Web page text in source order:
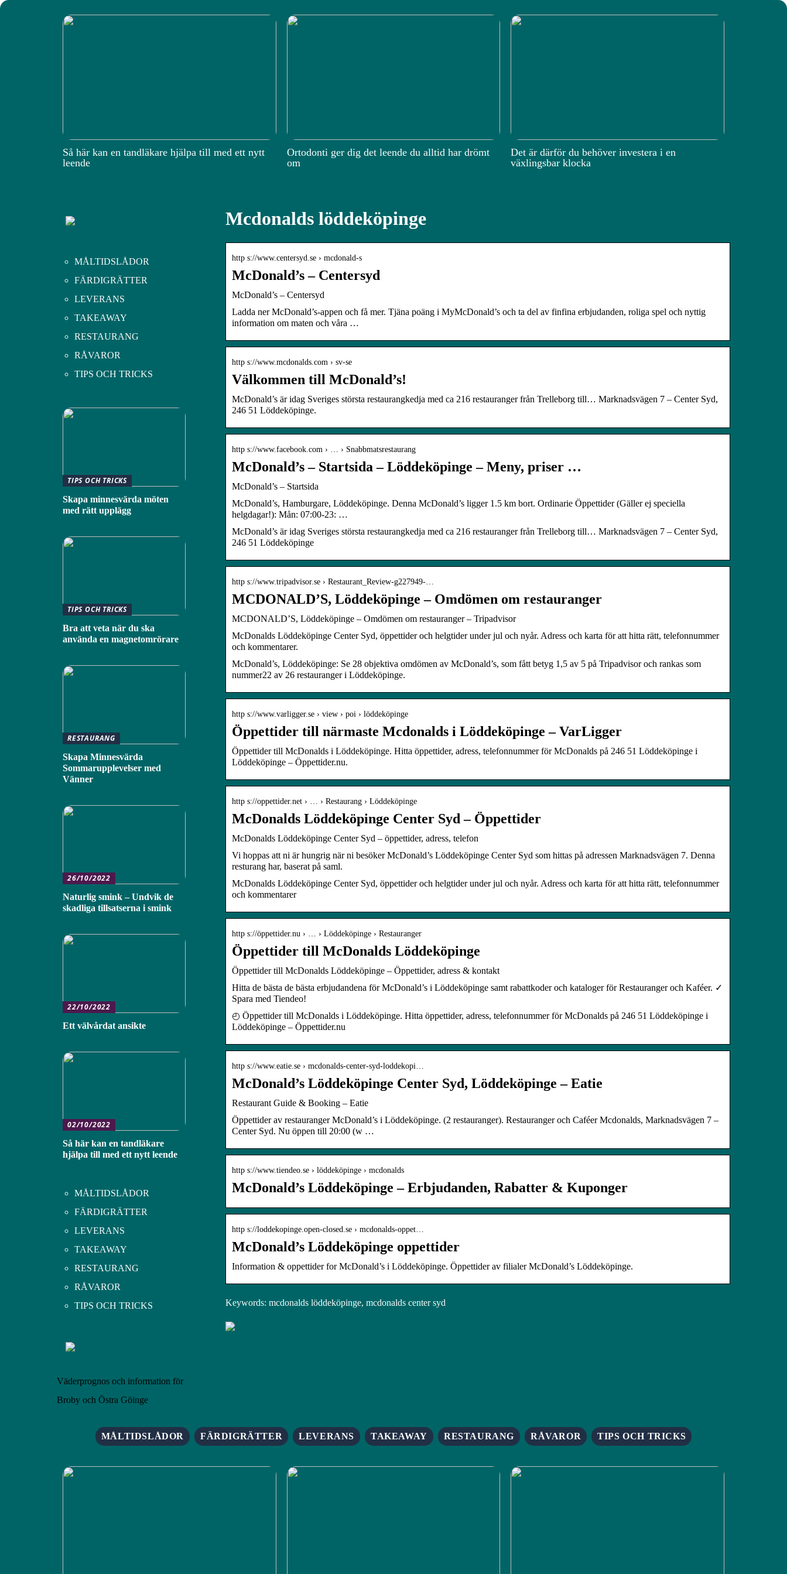
Så här kan en tandläkare hjälpa till med ett nytt
leende
Ortodonti ger dig det leende du alltid har drömt
om
Det är därför du behöver investera i en
växlingsbar klocka
Mcdonalds löddeköpinge
http s://www.centersyd.se › mcdonald-s
McDonald’s – Centersyd
McDonald’s – Centersyd
Ladda ner McDonald’s-appen och få mer. Tjäna poäng i MyMcDonald’s och ta del av finfina erbjudanden, roliga spel och nyttig
information om maten och våra …
http s://www.mcdonalds.com › sv-se
Välkommen till McDonald’s!
McDonald’s är idag Sveriges största restaurangkedja med ca 216 restauranger från Trelleborg till… Marknadsvägen 7 – Center Syd,
246 51 Löddeköpinge.
http s://www.facebook.com › … › Snabbmatsrestaurang
McDonald’s – Startsida – Löddeköpinge – Meny, priser …
McDonald’s – Startsida
McDonald’s, Hamburgare, Löddeköpinge. Denna McDonald’s ligger 1.5 km bort. Ordinarie Öppettider (Gäller ej speciella
helgdagar!): Mån: 07:00-23: …
McDonald’s är idag Sveriges största restaurangkedja med ca 216 restauranger från Trelleborg till… Marknadsvägen 7 – Center Syd,
246 51 Löddeköpinge
http s://www.tripadvisor.se › Restaurant_Review-g227949-…
MCDONALD’S, Löddeköpinge – Omdömen om restauranger
MCDONALD’S, Löddeköpinge – Omdömen om restauranger – Tripadvisor
McDonalds Löddeköpinge Center Syd, öppettider och helgtider under jul och nyår. Adress och karta för att hitta rätt, telefonnummer
och kommentarer.
McDonald’s, Löddeköpinge: Se 28 objektiva omdömen av McDonald’s, som fått betyg 1,5 av 5 på Tripadvisor och rankas som
nummer22 av 26 restauranger i Löddeköpinge.
http s://www.varligger.se › view › poi › löddeköpinge
Öppettider till närmaste Mcdonalds i Löddeköpinge – VarLigger
Öppettider till McDonalds i Löddeköpinge. Hitta öppettider, adress, telefonnummer för McDonalds på 246 51 Löddeköpinge i
Löddeköpinge – Öppettider.nu.
http s://oppettider.net › … › Restaurang › Löddeköpinge
McDonalds Löddeköpinge Center Syd – Öppettider
McDonalds Löddeköpinge Center Syd – öppettider, adress, telefon
Vi hoppas att ni är hungrig när ni besöker McDonald’s Löddeköpinge Center Syd som hittas på adressen Marknadsvägen 7. Denna
resturang har, baserat på saml.
McDonalds Löddeköpinge Center Syd, öppettider och helgtider under jul och nyår. Adress och karta för att hitta rätt, telefonnummer
och kommentarer
http s://öppettider.nu › … › Löddeköpinge › Restauranger
Öppettider till McDonalds Löddeköpinge
Öppettider till McDonalds Löddeköpinge – Öppettider, adress & kontakt
Hitta de bästa de bästa erbjudandena för McDonald’s i Löddeköpinge samt rabattkoder och kataloger för Restauranger och Kaféer. ✓
Spara med Tiendeo!
◴ Öppettider till McDonalds i Löddeköpinge. Hitta öppettider, adress, telefonnummer för McDonalds på 246 51 Löddeköpinge i
Löddeköpinge – Öppettider.nu
http s://www.eatie.se › mcdonalds-center-syd-loddekopi…
McDonald’s Löddeköpinge Center Syd, Löddeköpinge – Eatie
Restaurant Guide & Booking – Eatie
Öppettider av restauranger McDonald’s i Löddeköpinge. (2 restauranger). Restauranger och Caféer Mcdonalds, Marknadsvägen 7 –
Center Syd. Nu öppen till 20:00 (w …
http s://www.tiendeo.se › löddeköpinge › mcdonalds
McDonald’s Löddeköpinge – Erbjudanden, Rabatter & Kuponger
http s://loddekopinge.open-closed.se › mcdonalds-oppet…
McDonald’s Löddeköpinge oppettider
Information & oppettider for McDonald’s i Löddeköpinge. Öppettider av filialer McDonald’s Löddeköpinge.
Keywords: mcdonalds löddeköpinge, mcdonalds center syd
MÅLTIDSLÅDOR
FÄRDIGRÄTTER
LEVERANS
TAKEAWAY
RESTAURANG
RÅVAROR
TIPS OCH TRICKS
TIPS OCH TRICKS
Skapa minnesvärda möten
med rätt upplägg
TIPS OCH TRICKS
Bra att veta när du ska
använda en magnetomrörare
RESTAURANG
Skapa Minnesvärda
Sommarupplevelser med
Vänner
26/10/2022
Naturlig smink – Undvik de
skadliga tillsatserna i smink
22/10/2022
Ett välvårdat ansikte
02/10/2022
Så här kan en tandläkare
hjälpa till med ett nytt leende
MÅLTIDSLÅDOR
FÄRDIGRÄTTER
LEVERANS
TAKEAWAY
RESTAURANG
RÅVAROR
TIPS OCH TRICKS
Väderprognos och information för
Broby och Östra Göinge
MÅLTIDSLÅDOR FÄRDIGRÄTTER LEVERANS TAKEAWAY RESTAURANG RÅVAROR TIPS OCH TRICKS